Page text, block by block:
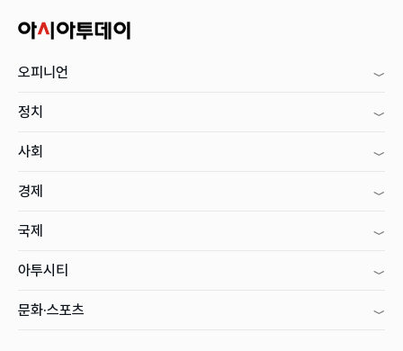
오피니언
정치
사회
경제
국제
아투시티
문화·스포츠